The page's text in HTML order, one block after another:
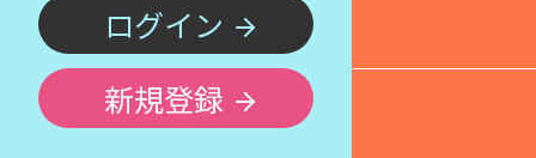
ログイン
新規登録